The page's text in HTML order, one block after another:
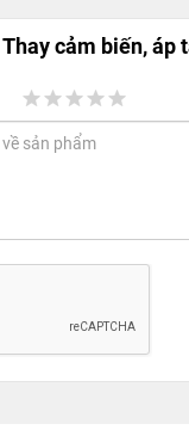
Thay cảm biến, áp